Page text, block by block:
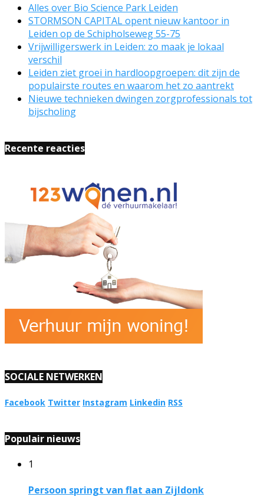
Alles over Bio Science Park Leiden
STORMSON CAPITAL opent nieuw kantoor in
Leiden op de Schipholseweg 55-75
Vrijwilligerswerk in Leiden: zo maak je lokaal
verschil
Leiden ziet groei in hardloopgroepen: dit zijn de
populairste routes en waarom het zo aantrekt
Nieuwe technieken dwingen zorgprofessionals tot
bijscholing
Recente reacties
SOCIALE NETWERKEN
Facebook Twitter Instagram Linkedin RSS
Populair nieuws
1
Persoon springt van flat aan Zijldonk